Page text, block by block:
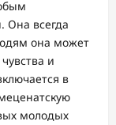
Она всегда
она может
и
в
молодых